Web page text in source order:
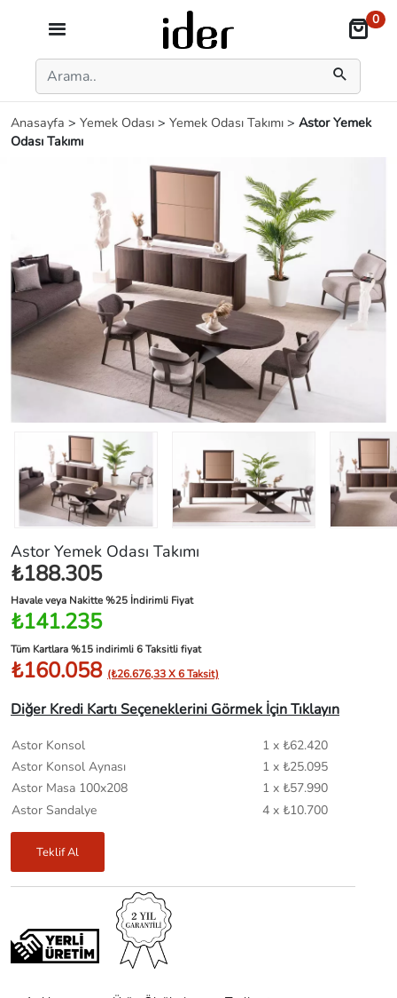
0
Anasayfa > Yemek Odası > Yemek Odası Takımı > Astor Yemek
Odası Takımı
Astor Yemek Odası Takımı
₺188.305
Havale veya Nakitte %25 İndirimli Fiyat
₺141.235
Tüm Kartlara %15 indirimli 6 Taksitli fiyat
₺160.058 (₺26.676,33 X 6 Taksit)
Diğer Kredi Kartı Seçeneklerini Görmek İçin Tıklayın
Astor Konsol
1 x ₺62.420
Astor Konsol Aynası
1 x ₺25.095
Astor Masa 100x208
1 x ₺57.990
Astor Sandalye
4 x ₺10.700
Teklif Al